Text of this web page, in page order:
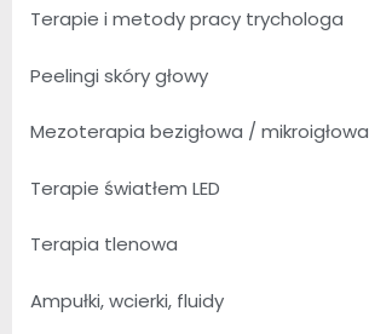
Terapie i metody pracy trychologa
Peelingi skóry głowy
Mezoterapia bezigłowa / mikroigłowa
Terapie światłem LED
Terapia tlenowa
Ampułki, wcierki, fluidy